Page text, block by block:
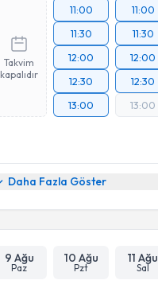
Takvim
kapalıdır
11:00
11:30
12:00
12:30
13:00
11:00
11:30
12:00
12:30
13:00
Daha Fazla Göster
9 Ağu
Paz
10 Ağu
Pzt
11 Ağu
Sal